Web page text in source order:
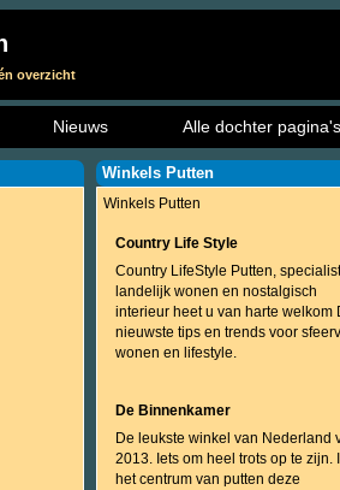
overzicht
Nieuws Alle dochter pagina's
Winkels Putten
Winkels Putten
Country Life Style
Country LifeStyle Putten,
landelijk wonen en nostalgisch
interieur heet u van harte welkom
nieuwste tips en trends voor
wonen en lifestyle.
De Binnenkamer
De leukste winkel van Nederland
2013. Iets om heel trots op te zijn.
het centrum van putten deze